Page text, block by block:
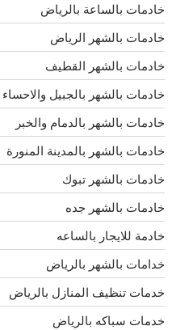
خادمات بالساعة بالرياض
خادمات بالشهر الرياض
خادمات بالشهر القطيف
خادمات بالشهر بالجبيل والاحساء
خادمات بالشهر بالدمام والخبر
خادمات بالشهر بالمدينة المنورة
خادمات بالشهر تبوك
خادمات بالشهر جده
خادمة للايجار بالساعه
خدامات بالشهر بالرياض
خدمات تنظيف المنازل بالرياض
خدمات سباكه بالرياض